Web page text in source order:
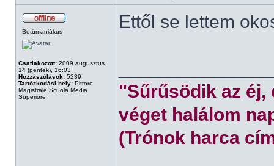
Betűmániákus
Csatlakozott: 2009 augusztus
14 (péntek), 16:03
Hozzászólások: 5239
Tartózkodási hely: Pittore
Magistrale Scuola Media
Superiore
Ettől se lettem
"Sűrűsödik az éj,
véget halálom
(Trónok harca